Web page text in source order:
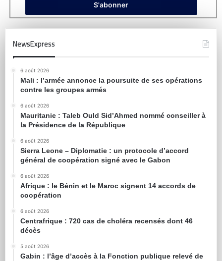
NewsExpress
6 août 2026
Mali : l’armée annonce la poursuite de ses opérations
contre les groupes armés
6 août 2026
Mauritanie : Taleb Ould Sid’Ahmed nommé conseiller à
la Présidence de la République
6 août 2026
Sierra Leone – Diplomatie : un protocole d’accord
général de coopération signé avec le Gabon
6 août 2026
Afrique : le Bénin et le Maroc signent 14 accords de
coopération
6 août 2026
Centrafrique : 720 cas de choléra recensés dont 46
décès
5 août 2026
Gabin : l’âge d’accès à la Fonction publique relevé de